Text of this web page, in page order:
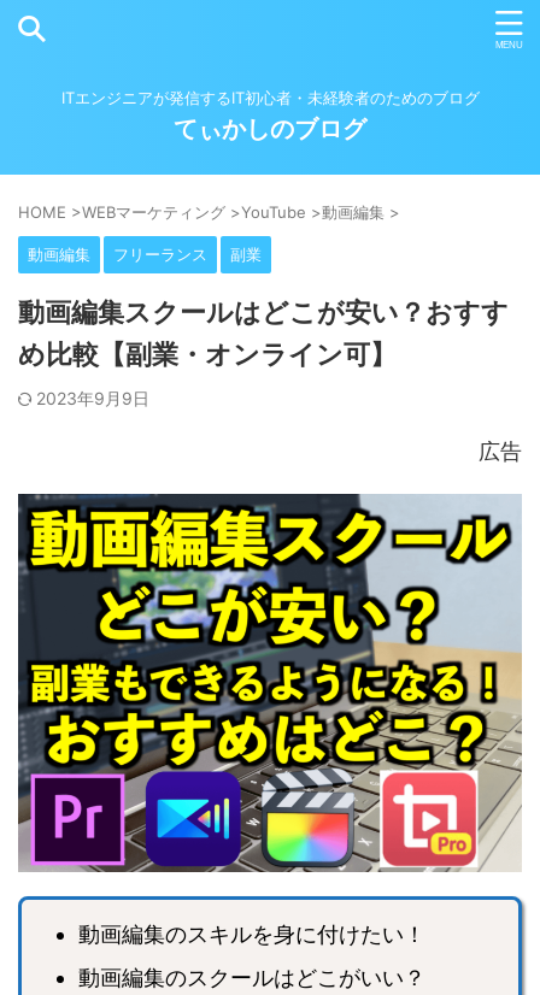
ITエンジニアが発信するIT初心者・未経験者のためのブログ
てぃかしのブログ
HOME >WEBマーケティング >YouTube >動画編集 >
動画編集 フリーランス 副業
動画編集スクールはどこが安い？おすす
め比較【副業・オンライン可】
2023年9月9日
広告
動画編集のスキルを身に付けたい！
動画編集のスクールはどこがいい？